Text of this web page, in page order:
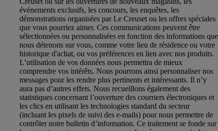
événements exclusifs, les concours, les enquêtes, les
démonstrations organisées par Le Creuset ou les offres spéciales
que vous pourriez aimer. Ces communications peuvent être
sélectionnées ou personnalisées en fonction des informations que
nous détenons sur vous, comme votre lieu de résidence ou votre
historique d'achat, ou vos préférences en lien avec nos produits.
L’utilisation de vos données nous permettra de mieux
comprendre vos intérêts. Nous pourrons ainsi personnaliser nos
messages pour les rendre plus pertinents et intéressants. Il n’y
aura pas d’autres effets. Nous recueillons également des
statistiques concernant l’ouverture des courriers électroniques et
les clics en utilisant les technologies standard du secteur
(incluant les pixels de suivi des e-mails) pour nous permettre de
contrôler notre bulletin d’information. Ce traitement se fonde sur